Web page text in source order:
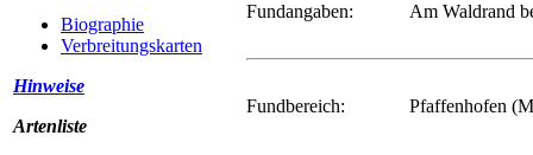
Biographie
Verbreitungskarten
Hinweise
Artenliste
Fundangaben:
Am Waldrand
Fundbereich: Pfaffenhofen